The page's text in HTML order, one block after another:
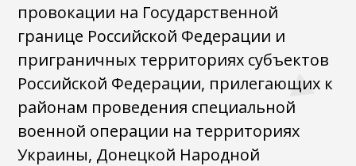
провокации на Государственной
границе Российской Федерации и
приграничных территориях субъектов
Российской Федерации, прилегающих к
районам проведения специальной
военной операции на территориях
Украины, Донецкой Народной